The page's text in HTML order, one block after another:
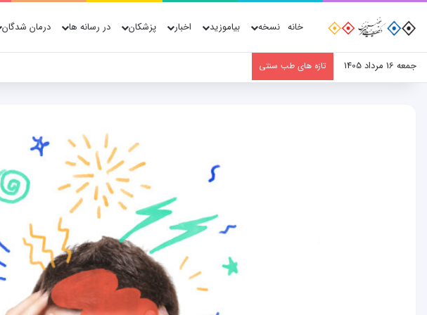
خانه نسخه بیاموزید اخبار پزشکان در رسانه ها درمان شدگان
جمعه 16 مرداد 1405 تازه های طب سنتی